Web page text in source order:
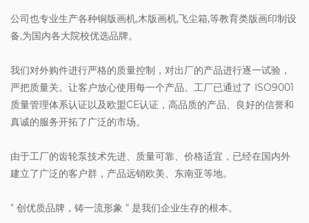
公司也专业生产各种铜版画机,木版画机,飞尘箱,等教育类版画印制设
备,为国内各大院校优选品牌。
我们对外购件进行严格的质量控制，对出厂的产品进行逐一试验，
严把质量关。让客户放心使用每一个产品。工厂已通过了 ISO9001
质量管理体系认证以及欧盟CE认证，高品质的产品、良好的信誉和
真诚的服务开拓了广泛的市场。
由于工厂的齿轮泵技术先进、质量可靠、价格适宜，已经在国内外
建立了广泛的客户群，产品远销欧美、东南亚等地。
" 创优质品牌，铸一流形象 " 是我们企业生存的根本。